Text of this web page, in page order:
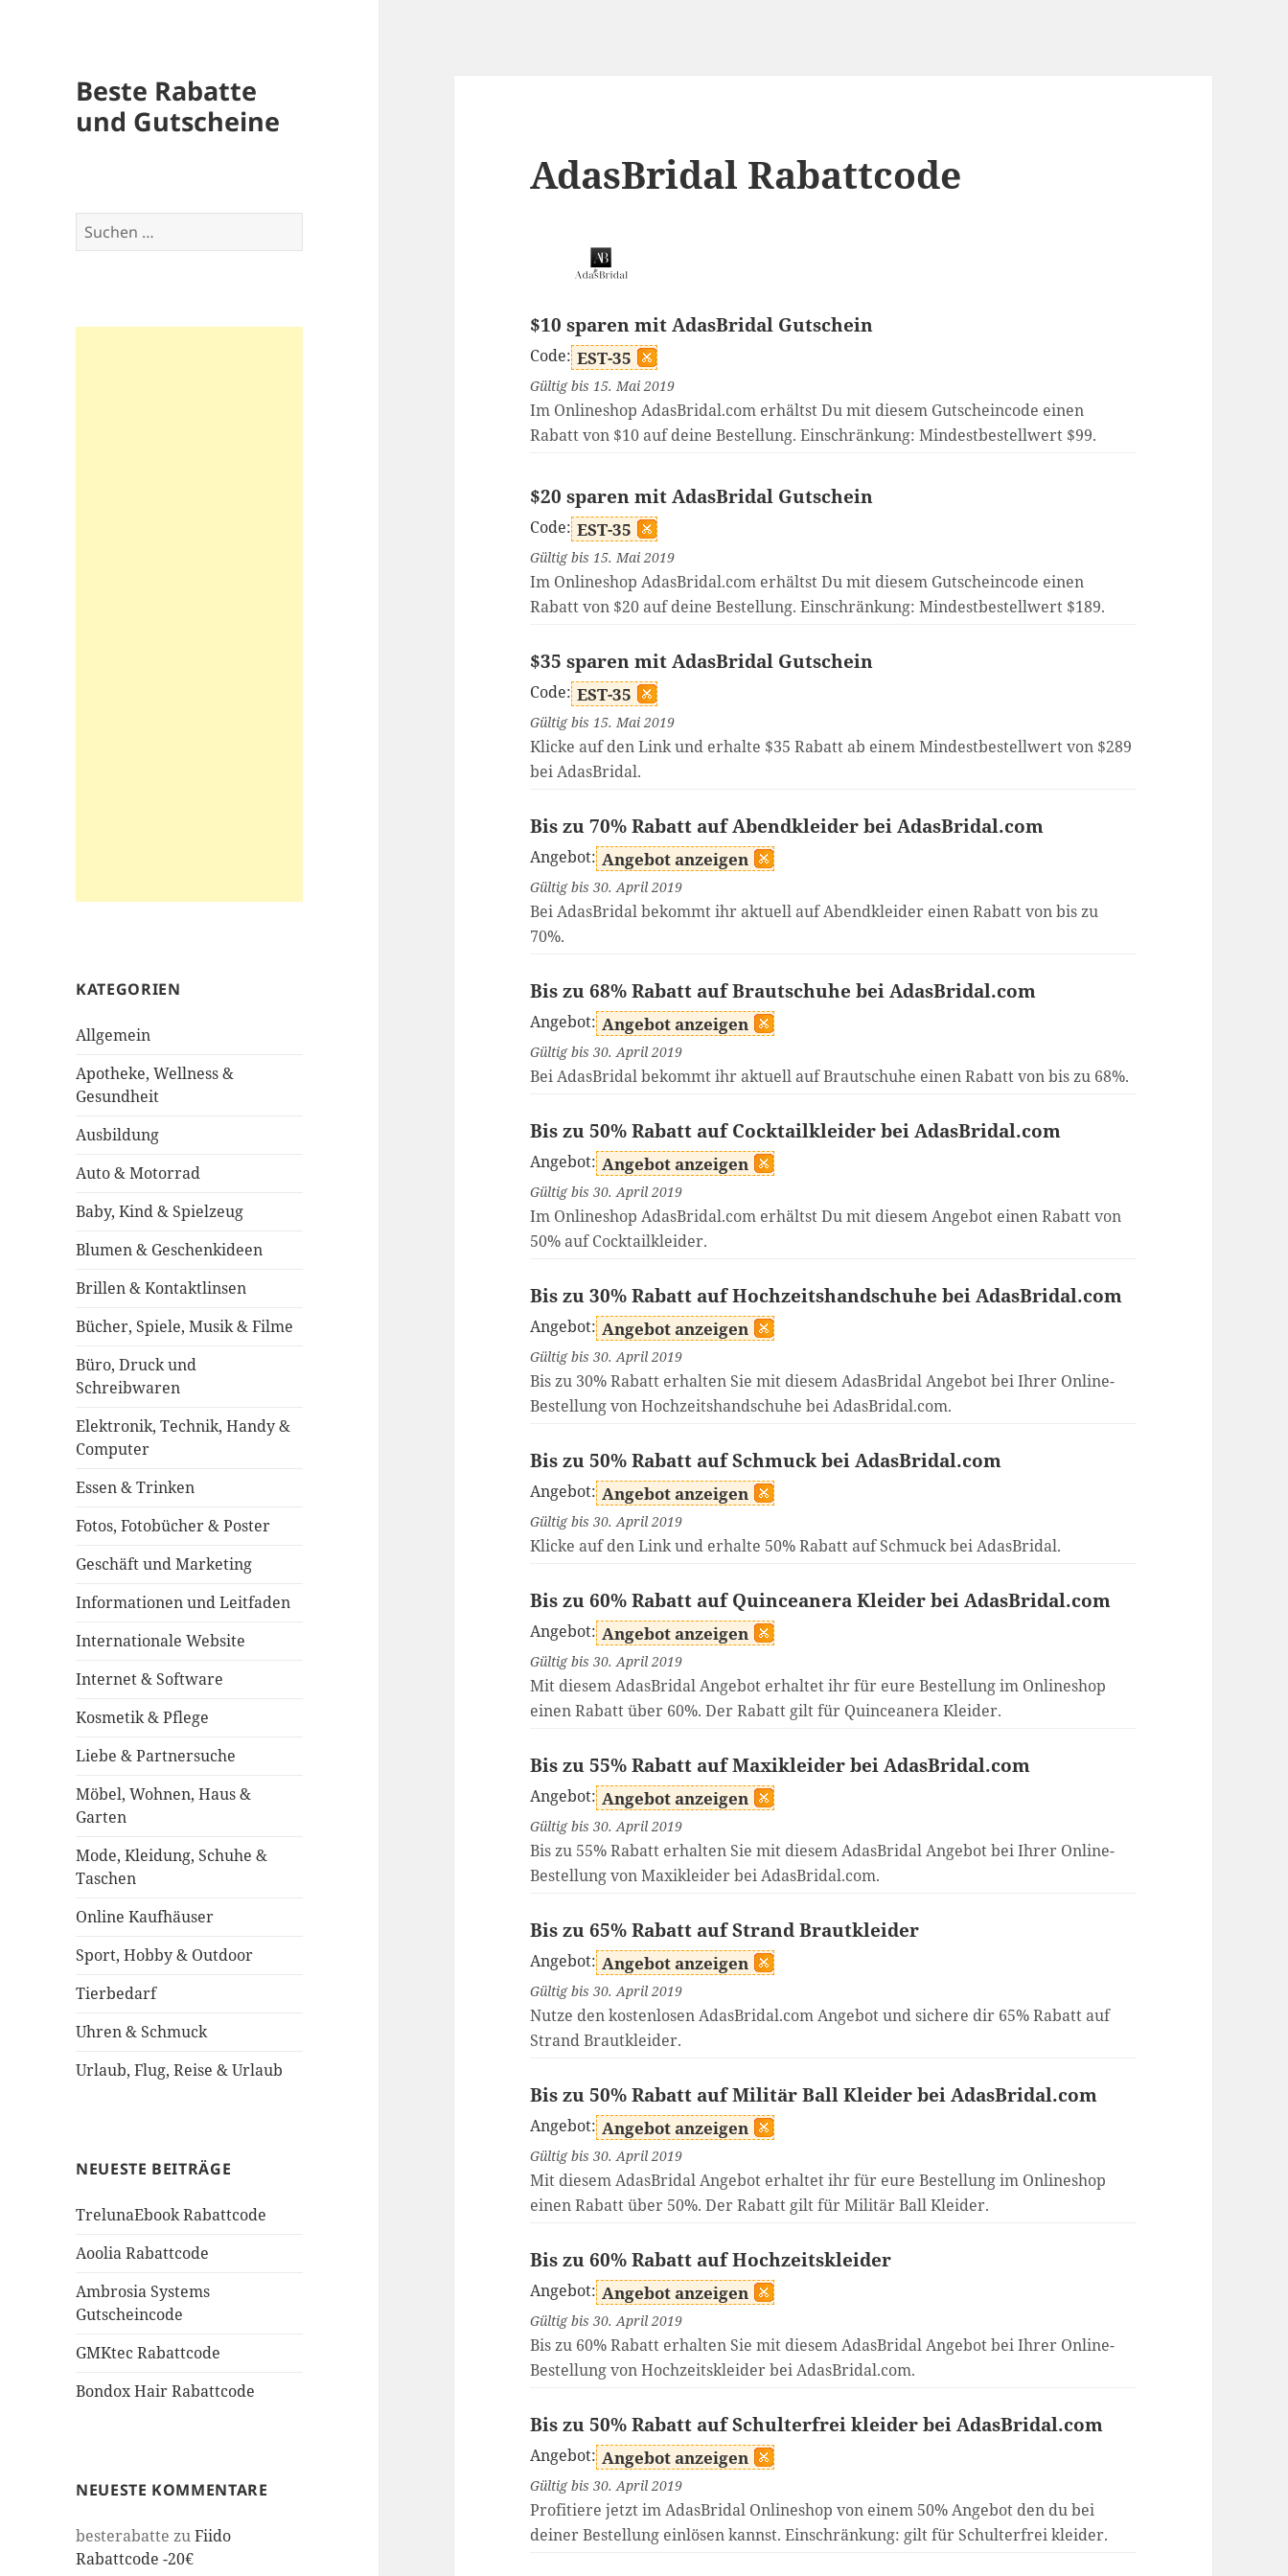
Beste Rabatte
und Gutscheine
Suchen
nach:
KATEGORIEN
Allgemein
Apotheke, Wellness &
Gesundheit
Ausbildung
Auto & Motorrad
Baby, Kind & Spielzeug
Blumen & Geschenkideen
Brillen & Kontaktlinsen
Bücher, Spiele, Musik & Filme
Büro, Druck und
Schreibwaren
Elektronik, Technik, Handy &
Computer
Essen & Trinken
Fotos, Fotobücher & Poster
Geschäft und Marketing
Informationen und Leitfaden
Internationale Website
Internet & Software
Kosmetik & Pflege
Liebe & Partnersuche
Möbel, Wohnen, Haus &
Garten
Mode, Kleidung, Schuhe &
Taschen
Online Kaufhäuser
Sport, Hobby & Outdoor
Tierbedarf
Uhren & Schmuck
Urlaub, Flug, Reise & Urlaub
NEUESTE BEITRÄGE
TrelunaEbook Rabattcode
Aoolia Rabattcode
Ambrosia Systems
Gutscheincode
GMKtec Rabattcode
Bondox Hair Rabattcode
NEUESTE KOMMENTARE
besterabatte zuFiido
Rabattcode -20€
AdasBridal Rabattcode
$10 sparen mit AdasBridal Gutschein
Code: EST-35
Gültig bis 15. Mai 2019
Im Onlineshop AdasBridal.com erhältst Du mit diesem Gutscheincode einen
Rabatt von $10 auf deine Bestellung. Einschränkung: Mindestbestellwert $99.
$20 sparen mit AdasBridal Gutschein
Code: EST-35
Gültig bis 15. Mai 2019
Im Onlineshop AdasBridal.com erhältst Du mit diesem Gutscheincode einen
Rabatt von $20 auf deine Bestellung. Einschränkung: Mindestbestellwert $189.
$35 sparen mit AdasBridal Gutschein
Code: EST-35
Gültig bis 15. Mai 2019
Klicke auf den Link und erhalte $35 Rabatt ab einem Mindestbestellwert von $289
bei AdasBridal.
Bis zu 70% Rabatt auf Abendkleider bei AdasBridal.com
Angebot: Angebot anzeigen
Gültig bis 30. April 2019
Bei AdasBridal bekommt ihr aktuell auf Abendkleider einen Rabatt von bis zu
70%.
Bis zu 68% Rabatt auf Brautschuhe bei AdasBridal.com
Angebot: Angebot anzeigen
Gültig bis 30. April 2019
Bei AdasBridal bekommt ihr aktuell auf Brautschuhe einen Rabatt von bis zu 68%.
Bis zu 50% Rabatt auf Cocktailkleider bei AdasBridal.com
Angebot: Angebot anzeigen
Gültig bis 30. April 2019
Im Onlineshop AdasBridal.com erhältst Du mit diesem Angebot einen Rabatt von
50% auf Cocktailkleider.
Bis zu 30% Rabatt auf Hochzeitshandschuhe bei AdasBridal.com
Angebot: Angebot anzeigen
Gültig bis 30. April 2019
Bis zu 30% Rabatt erhalten Sie mit diesem AdasBridal Angebot bei Ihrer Online-
Bestellung von Hochzeitshandschuhe bei AdasBridal.com.
Bis zu 50% Rabatt auf Schmuck bei AdasBridal.com
Angebot: Angebot anzeigen
Gültig bis 30. April 2019
Klicke auf den Link und erhalte 50% Rabatt auf Schmuck bei AdasBridal.
Bis zu 60% Rabatt auf Quinceanera Kleider bei AdasBridal.com
Angebot: Angebot anzeigen
Gültig bis 30. April 2019
Mit diesem AdasBridal Angebot erhaltet ihr für eure Bestellung im Onlineshop
einen Rabatt über 60%. Der Rabatt gilt für Quinceanera Kleider.
Bis zu 55% Rabatt auf Maxikleider bei AdasBridal.com
Angebot: Angebot anzeigen
Gültig bis 30. April 2019
Bis zu 55% Rabatt erhalten Sie mit diesem AdasBridal Angebot bei Ihrer Online-
Bestellung von Maxikleider bei AdasBridal.com.
Bis zu 65% Rabatt auf Strand Brautkleider
Angebot: Angebot anzeigen
Gültig bis 30. April 2019
Nutze den kostenlosen AdasBridal.com Angebot und sichere dir 65% Rabatt auf
Strand Brautkleider.
Bis zu 50% Rabatt auf Militär Ball Kleider bei AdasBridal.com
Angebot: Angebot anzeigen
Gültig bis 30. April 2019
Mit diesem AdasBridal Angebot erhaltet ihr für eure Bestellung im Onlineshop
einen Rabatt über 50%. Der Rabatt gilt für Militär Ball Kleider.
Bis zu 60% Rabatt auf Hochzeitskleider
Angebot: Angebot anzeigen
Gültig bis 30. April 2019
Bis zu 60% Rabatt erhalten Sie mit diesem AdasBridal Angebot bei Ihrer Online-
Bestellung von Hochzeitskleider bei AdasBridal.com.
Bis zu 50% Rabatt auf Schulterfrei kleider bei AdasBridal.com
Angebot: Angebot anzeigen
Gültig bis 30. April 2019
Profitiere jetzt im AdasBridal Onlineshop von einem 50% Angebot den du bei
deiner Bestellung einlösen kannst. Einschränkung: gilt für Schulterfrei kleider.